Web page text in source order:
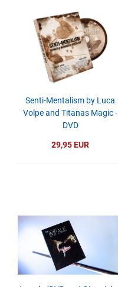
Senti-Mentalism by Luca
Volpe and Titanas Magic -
DVD
29,95 EUR